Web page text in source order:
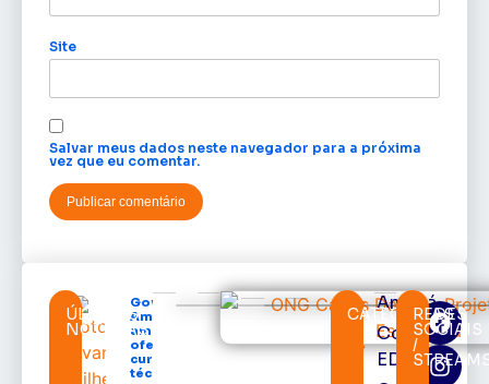
Site
Salvar meus dados neste navegador para a próxima
vez que eu comentar.
ÚLTIMAS
NOTÍCIAS
Governo do
Amapá
amplia
oferta de
cursos
técnicos e
CATEGORIAS
Amapá
Cortes
EDcast
REDES
SOCIAIS
/